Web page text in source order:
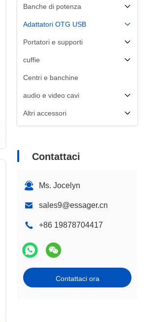
Banche di potenza
Adattatori OTG USB
Portatori e supporti
cuffie
Centri e banchine
audio e video cavi
Altri accessori
Contattaci
Ms. Jocelyn
sales9@essager.cn
+86 19878704417
Contattaci ora